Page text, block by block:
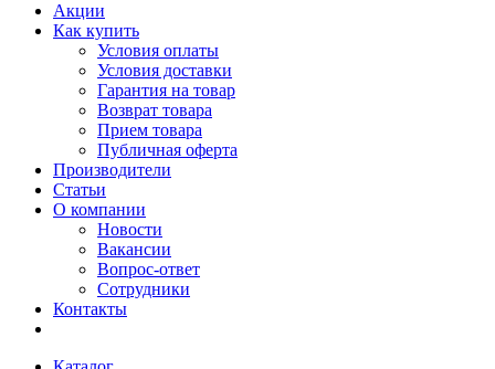
Акции
Как купить
Условия оплаты
Условия доставки
Гарантия на товар
Возврат товара
Прием товара
Публичная оферта
Производители
Статьи
О компании
Новости
Вакансии
Вопрос-ответ
Сотрудники
Контакты